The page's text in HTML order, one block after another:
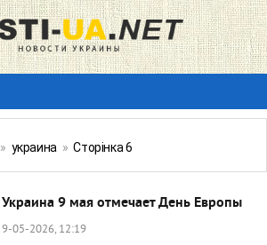
» украина » Сторінка 6
Украина 9 мая отмечает День Европы
9-05-2026, 12:19